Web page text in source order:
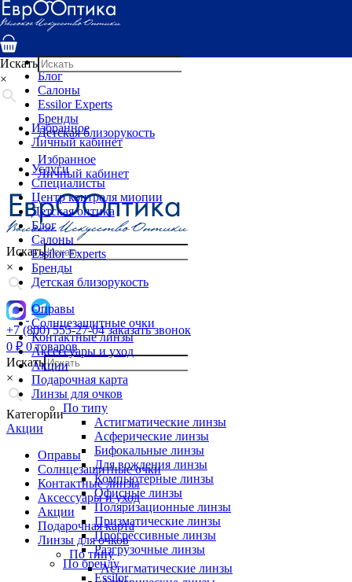
Услуги
Специалисты
Детская оптика
Блог
Салоны
Essilor Experts
Бренды
Детская близорукость
Избранное
Личный кабинет
Искать
×
+7 (800) 555-27-04 заказать звонок
0 ₽ 0 товаров
Искать
×
Категории
Акции
Оправы
Солнцезащитные очки
Контактные линзы
Аксессуары и уход
Акции
Подарочная карта
Линзы для очков
По типу
Астигматические линзы
Искать
×
Избранное
Личный кабинет
Услуги
Специалисты
Центр контроля миопии
Детская оптика
Блог
Салоны
Essilor Experts
Бренды
Детская близорукость
Оправы
Солнцезащитные очки
Контактные линзы
Аксессуары и уход
Акции
Подарочная карта
Линзы для очков
По типу
Астигматические линзы
Асферические линзы
Бифокальные линзы
Для вождения линзы
Компьютерные линзы
Офисные линзы
Поляризационные линзы
Призматические линзы
Прогрессивные линзы
Разгрузочные линзы
По бренду
Essilor